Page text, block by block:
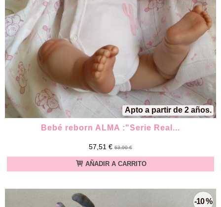
Apto a partir de 2 años.
Bebé reborn ALMA :"Serie Real...
57,51 € 63,90 €
AÑADIR A CARRITO
-10 %